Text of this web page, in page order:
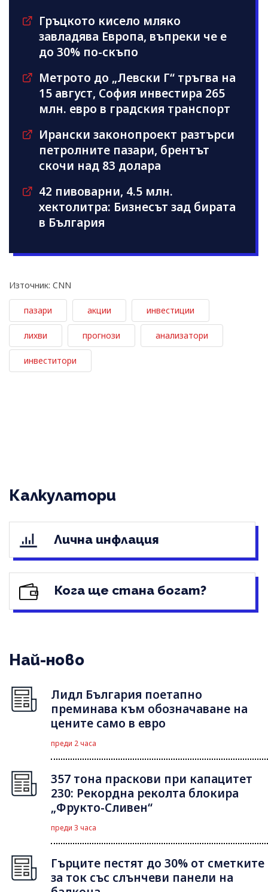
Гръцкото кисело мляко
завладява Европа, въпреки че е
до 30% по-скъпо
Метрото до „Левски Г“ тръгва на
15 август, София инвестира 265
млн. евро в градския транспорт
Ирански законопроект разтърси
петролните пазари, брентът
скочи над 83 долара
42 пивоварни, 4.5 млн.
хектолитра: Бизнесът зад бирата
в България
Източник: CNN
пазари акции инвестиции
лихви прогнози анализатори
инвеститори
Калкулатори
Лична инфлация
Кога ще стана богат?
Най-ново
Лидл България поетапно
преминава към обозначаване на
цените само в евро
преди 2 часа
357 тона праскови при капацитет
230: Рекордна реколта блокира
„Фрукто-Сливен“
преди 3 часа
Гърците пестят до 30% от сметките
за ток със слънчеви панели на